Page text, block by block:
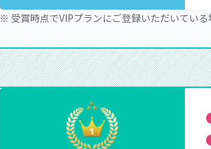
※ 受賞時点でVIPプランにご登録いただいてい